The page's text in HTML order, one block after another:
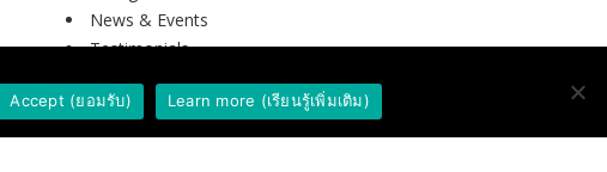
News & Events
Testimonials
Course Search
Contact Us
Accept (ยอมรับ) Learn more (เรียนรู้เพิ่มเติม)